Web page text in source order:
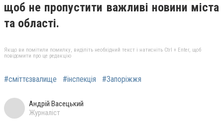
щоб не пропустити важливі новини міста
та області.
Якщо ви помітили помилку, виділіть необхідний текст і натисніть Ctrl + Enter, щоб
повідомити про це редакцію
#сміттєзвалище #інспекція #Запоріжжя
Андрій Васецький
Журналіст